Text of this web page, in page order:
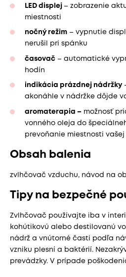
LED displej – zobrazenie
miestnosti
nočný režim – vypnutie
nerušil pri spánku
časovač – automatické
hodín
indikácia prázdnej nádržky
akonáhle v nádržke dôjde
aromaterapia – možnosť
vonného oleja do
prevoňanie miestnosti
Obsah balenia
zvlhčovač vzduchu, návod na
Tipy na bezpečné
Zvlhčovač používajte iba v
kohútikovú alebo destilovanú
nádrž a vnútorné časti podľa
vzniku plesní a baktérií.
prevádzky. V prípade